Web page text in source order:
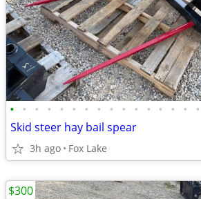
• • • • • • • • • • • • • • • •
Skid steer hay bail spear
3h ago Fox Lake
$300